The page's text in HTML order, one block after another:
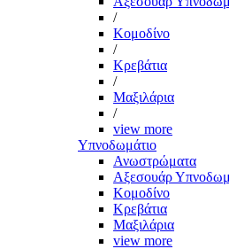
/
Κομοδίνο
/
Κρεβάτια
/
Μαξιλάρια
/
view more
Υπνοδωμάτιο
Ανωστρώματα
Αξεσουάρ
Κομοδίνο
Κρεβάτια
Μαξιλάρια
view more